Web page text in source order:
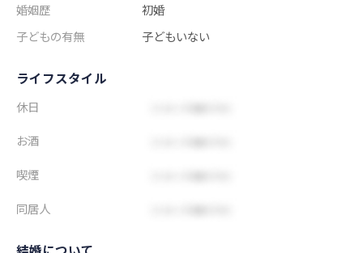
婚姻歴
初婚
子どもの有無
子どもいない
ライフスタイル
休日
お酒
喫煙
同居人